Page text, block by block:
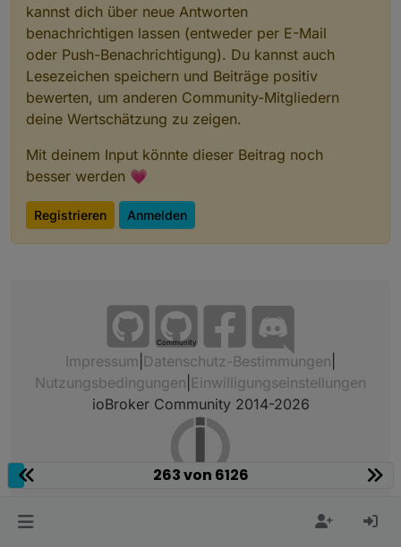
kannst dich über neue Antworten
benachrichtigen lassen (entweder per E-Mail
oder Push-Benachrichtigung). Du kannst auch
Lesezeichen speichern und Beiträge positiv
bewerten, um anderen Community-Mitgliedern
deine Wertschätzung zu zeigen.
Mit deinem Input könnte dieser Beitrag noch
besser werden 💗
Registrieren Anmelden
Community
Impressum Datenschutz-Bestimmungen
Nutzungsbedingungen Einwilligungseinstellungen
ioBroker Community 2014-2026
263 von 6126